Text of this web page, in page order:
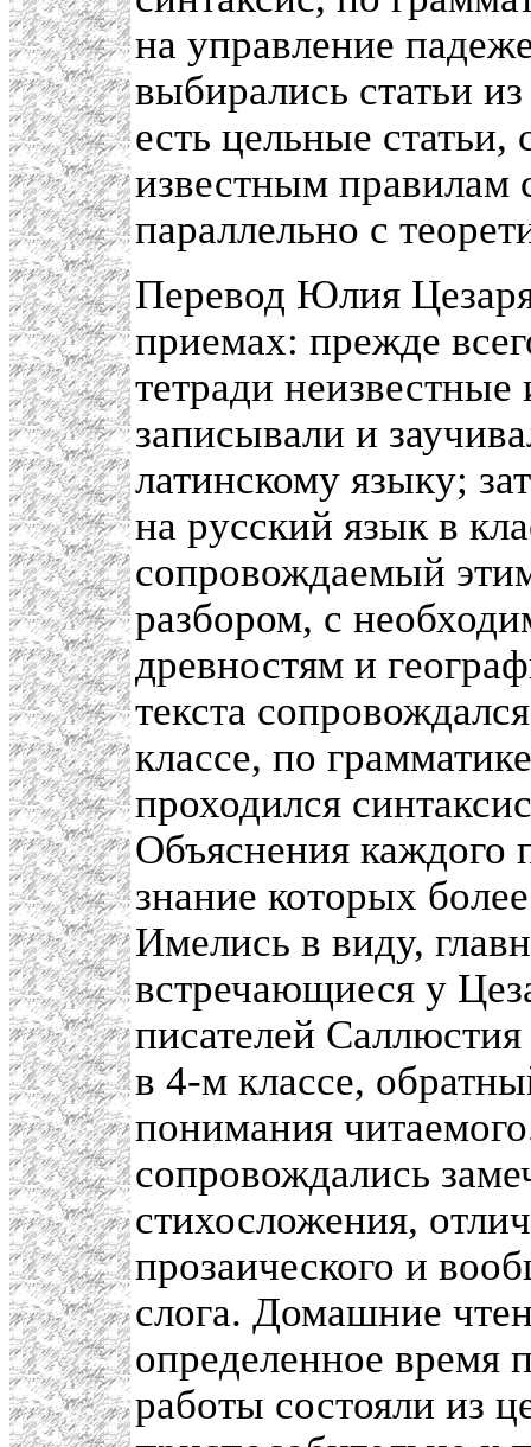
на управление
выбирались статьи
есть цельные
известным правилам
параллельно с
Перевод Юлия
приемах: прежде
тетради
записывали и
латинскому языку;
на русский язык в
сопровождаемый
разбором, с
древностям и
текста
классе, по
проходился
Объяснения каждого
знание которых
Имелись в виду,
встречающиеся у
писателей
в 4-м классе,
понимания
сопровождались
стихосложения,
прозаического и
слога. Домашние
определенное время
работы состояли из